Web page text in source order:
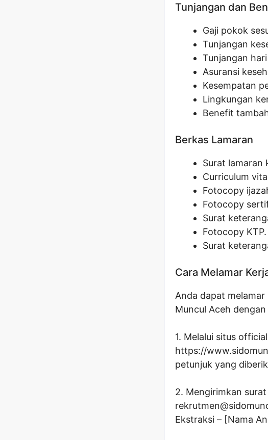
Tunjangan dan
Gaji pokok
Tunjangan
Tunjangan
Asuransi
Kesempatan
Lingkungan
Benefit
Berkas Lamaran
Surat lamaran
Curriculum
Fotocopy
Fotocopy
Surat
Fotocopy KTP.
Surat
Cara Melamar
Anda dapat
Muncul Aceh dengan
1. Melalui situs
https://
petunjuk yang
2. Mengirimkan
Ekstraksi – [Nama